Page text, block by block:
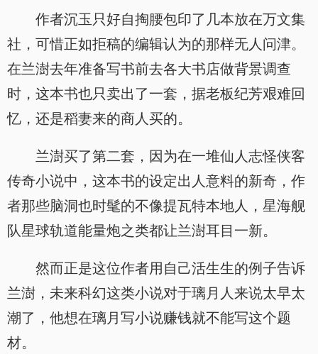
作者沉玉只好自掏腰包印了几本放在万文集
社，可惜正如拒稿的编辑认为的那样无人问津。
在兰澍去年准备写书前去各大书店做背景调查
时，这本书也只卖出了一套，据老板纪芳艰难回
忆，还是稻妻来的商人买的。
兰澍买了第二套，因为在一堆仙人志怪侠客
传奇小说中，这本书的设定出人意料的新奇，作
者那些脑洞也时髦的不像提瓦特本地人，星海舰
队星球轨道能量炮之类都让兰澍耳目一新。
然而正是这位作者用自己活生生的例子告诉
兰澍，未来科幻这类小说对于璃月人来说太早太
潮了，他想在璃月写小说赚钱就不能写这个题
材。